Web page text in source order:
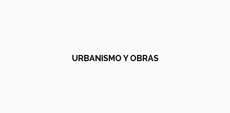
URBANISMO Y OBRAS